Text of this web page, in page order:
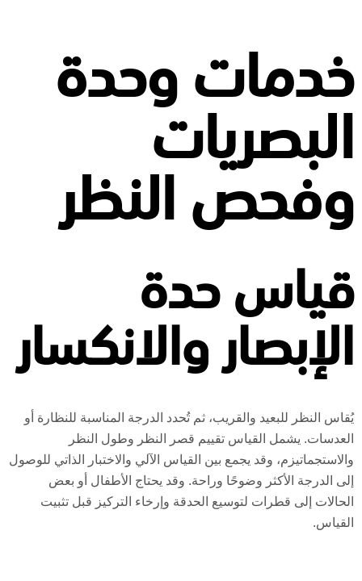
خدمات وحدة
البصريات
وفحص النظر
قياس حدة
الإبصار والانكسار
يُقاس النظر للبعيد والقريب، ثم تُحدد الدرجة المناسبة للنظارة أو
العدسات. يشمل القياس تقييم قصر النظر وطول النظر
والاستجماتيزم، وقد يجمع بين القياس الآلي والاختبار الذاتي للوصول
إلى الدرجة الأكثر وضوحًا وراحة. وقد يحتاج الأطفال أو بعض
الحالات إلى قطرات لتوسيع الحدقة وإرخاء التركيز قبل تثبيت
القياس.